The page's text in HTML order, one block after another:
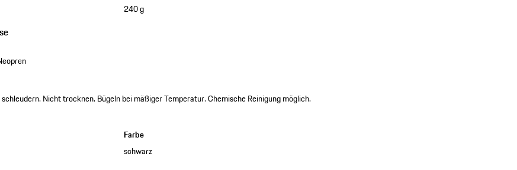
240 g
Nicht trocknen. Bügeln bei mäßiger Temperatur. Chemische Reinigung möglich.
Farbe
schwarz